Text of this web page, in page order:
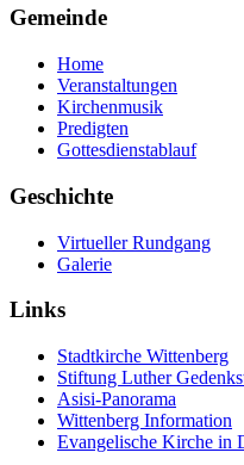
Gemeinde
Home
Veranstaltungen
Kirchenmusik
Predigten
Gottesdienstablauf
Geschichte
Virtueller Rundgang
Galerie
Links
Stadtkirche Wittenberg
Stiftung Luther
Asisi-Panorama
Wittenberg Information
Evangelische Kirche in